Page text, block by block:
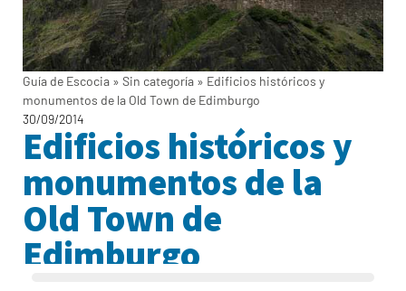
Guía de Escocia » Sin categoría » Edificios históricos y
monumentos de la Old Town de Edimburgo
30/09/2014
Edificios históricos y
monumentos de la
Old Town de
Edimburgo